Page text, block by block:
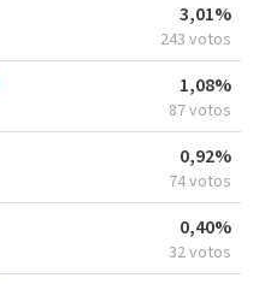
3,01%
243 votos
1,08%
87 votos
0,92%
74 votos
0,40%
32 votos